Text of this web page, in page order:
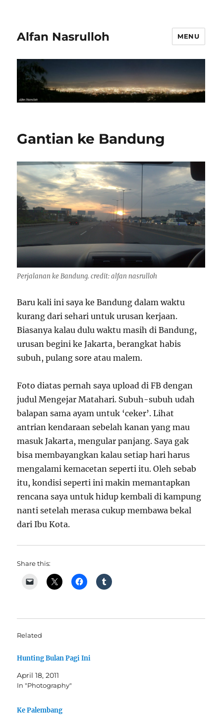
Alfan Nasrulloh MENU
Gantian ke Bandung
Perjalanan ke Bandung. credit: alfan nasrulloh
Baru kali ini saya ke Bandung dalam waktu
kurang dari sehari untuk urusan kerjaan.
Biasanya kalau dulu waktu masih di Bandung,
urusan begini ke Jakarta, berangkat habis
subuh, pulang sore atau malem.
Foto diatas pernah saya upload di FB dengan
judul Mengejar Matahari. Subuh-subuh udah
balapan sama ayam untuk ‘ceker’. Lihat
antrian kendaraan sebelah kanan yang mau
masuk Jakarta, mengular panjang. Saya gak
bisa membayangkan kalau setiap hari harus
mengalami kemacetan seperti itu. Oleh sebab
itu, kondisi seperti ini makin memantapkan
rencana saya untuk hidup kembali di kampung
nanti setelah merasa cukup membawa bekal
dari Ibu Kota.
Share this:
Related
Hunting Bulan Pagi Ini
April 18, 2011
In "Photography"
Ke Palembang